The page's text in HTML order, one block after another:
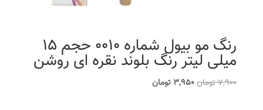
رنگ مو بیول شماره 0010 حجم 15
میلی لیتر رنگ بلوند نقره ای روشن
7,900تومانقیمت
3,950 تومانقیمت